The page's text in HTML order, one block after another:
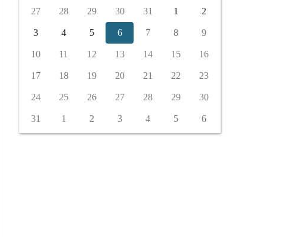
27 28 29 30 31 1 2
3 4 5 6 7 8 9
10 11 12 13 14 15 16
17 18 19 20 21 22 23
24 25 26 27 28 29 30
31 1 2 3 4 5 6